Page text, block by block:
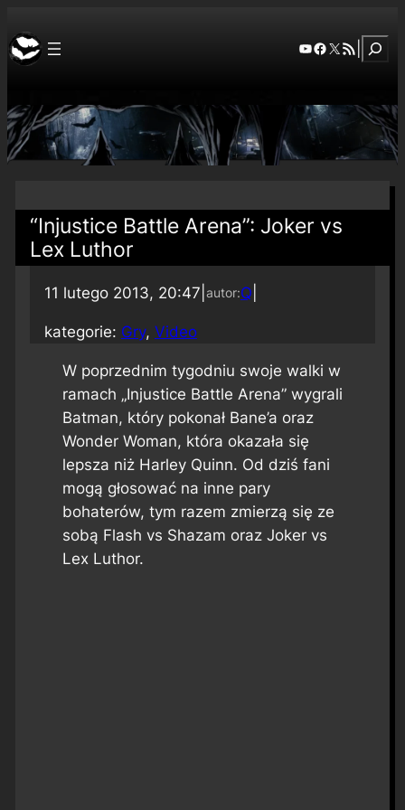
YouTube
Facebook
X RSS Feed
“Injustice Battle Arena”: Joker vs
Lex Luthor
11 lutego 2013, 20:47 autor:Q
kategorie: Gry, Video
W poprzednim tygodniu swoje walki w
ramach „Injustice Battle Arena” wygrali
Batman, który pokonał Bane’a oraz
Wonder Woman, która okazała się
lepsza niż Harley Quinn. Od dziś fani
mogą głosować na inne pary
bohaterów, tym razem zmierzą się ze
sobą Flash vs Shazam oraz Joker vs
Lex Luthor.